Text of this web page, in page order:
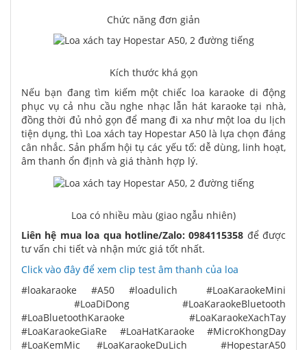
Chức năng đơn giản
Kích thước khá gọn
Nếu bạn đang tìm kiếm một chiếc loa karaoke di động
phục vụ cả nhu cầu nghe nhạc lẫn hát karaoke tại nhà,
đồng thời đủ nhỏ gọn để mang đi xa như một loa du lịch
tiện dụng, thì Loa xách tay Hopestar A50 là lựa chọn đáng
cân nhắc. Sản phẩm hội tụ các yếu tố: dễ dùng, linh hoạt,
âm thanh ổn định và giá thành hợp lý.
Loa có nhiều màu (giao ngẫu nhiên)
Liên hệ mua loa qua hotline/Zalo: 0984115358 để được
tư vấn chi tiết và nhận mức giá tốt nhất.
Click vào đây để xem clip test âm thanh của loa
#loakaraoke #A50 #loadulich #LoaKaraokeMini
#LoaDiDong #LoaKaraokeBluetooth
#LoaBluetoothKaraoke #LoaKaraokeXachTay
#LoaKaraokeGiaRe #LoaHatKaraoke #MicroKhongDay
#LoaKemMic #LoaKaraokeDuLich #HopestarA50